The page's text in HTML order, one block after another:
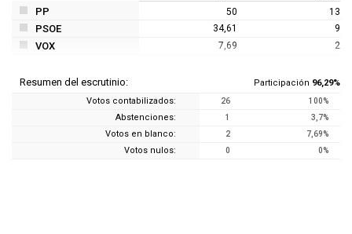
PP 50 13
PSOE 34,61 9
VOX 7,69 2
Resumen del escrutinio: Participación 96,29%
Votos contabilizados:
26 100%
Abstenciones: 1 3,7%
Votos en blanco: 2 7,69%
Votos nulos: 0 0%